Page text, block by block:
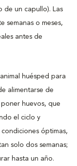
de un capullo). Las
semanas o meses,
antes de
huésped para
alimentarse de
huevos, que
el ciclo y
óptimas,
solo dos semanas;
hasta un año.